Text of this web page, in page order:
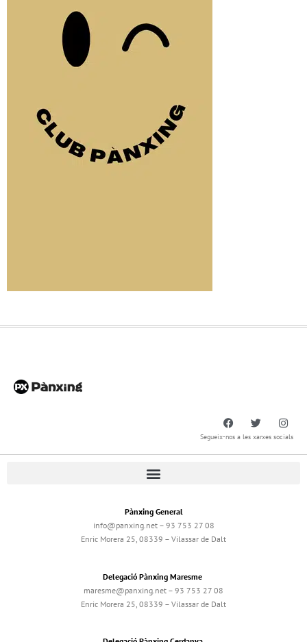
Segueix-nos a les xarxes socials
Pànxing General
info@panxing.net – 93 753 27 08
Enric Morera 25, 08339 – Vilassar de Dalt
Delegació Pànxing Maresme
maresme@panxing.net – 93 753 27 08
Enric Morera 25, 08339 – Vilassar de Dalt